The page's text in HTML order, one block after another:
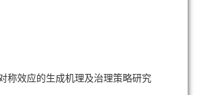
称效应的生成机理及治理策略研究